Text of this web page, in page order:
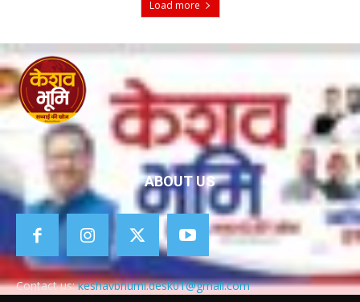
Load more
ABOUT US
Contact us:keshavbhumi.desk01@gmail.com